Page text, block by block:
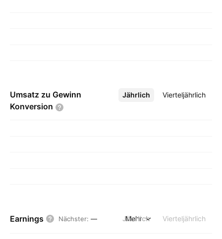
Umsatz zu Gewinn
Konversion
Jährlich Vierteljährlich
Mehr
Earnings Nächster: — Jährlich Vierteljährlich
Mehr